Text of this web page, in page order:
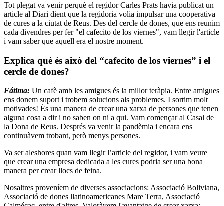
Tot plegat va venir perquè el regidor Carles Prats havia publicat un
article al Diari dient que la regidoria volia impulsar una cooperativa
de cures a la ciutat de Reus. Des del cercle de dones, que ens reunim
cada divendres per fer "el cafecito de los viernes", vam llegir l'article
i vam saber que aquell era el nostre moment.
Explica què és això del “cafecito de los viernes” i el
cercle de dones?
Fátima: Un cafè amb les amigues és la millor teràpia. Entre amigues
ens donem suport i trobem solucions als problemes. I sortim molt
motivades! És una manera de crear una xarxa de persones que tenen
alguna cosa a dir i no saben on ni a qui. Vam començar al Casal de
la Dona de Reus. Després va venir la pandèmia i encara ens
continuàvem trobant, però menys persones.
Va ser aleshores quan vam llegir l’article del regidor, i vam veure
que crear una empresa dedicada a les cures podria ser una bona
manera per crear llocs de feina.
Nosaltres proveníem de diverses associacions: Associació Boliviana,
Associació de dones llatinoamericanes Mare Terra, Associació